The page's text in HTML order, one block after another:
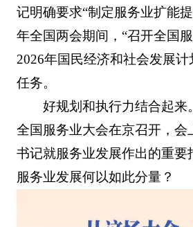
记明确要求“制定服务业扩能
年全国两会期间，“召开全国
2026年国民经济和社会发展
任务。
好规划和执行力结合起来
全国服务业大会在京召开，会
书记就服务业发展作出的重要
服务业发展何以如此分量？